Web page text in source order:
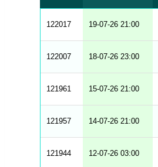
b
e
_
r
n
e
d
s
r
122017 19-07-26 21:00
122007 18-07-26 23:00
121961 15-07-26 21:00
121957 14-07-26 21:00
121944 12-07-26 03:00